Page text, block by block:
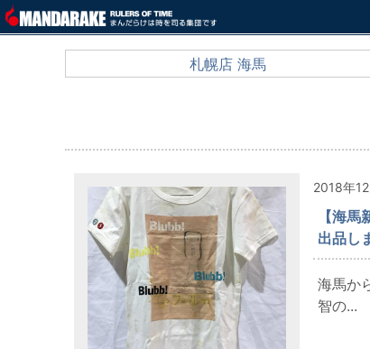
札幌店 海馬
2018年
【海
出品し
海馬か
智の...